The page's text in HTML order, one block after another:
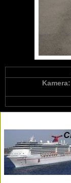
Kamera: